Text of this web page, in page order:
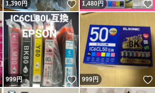
いいね！
1,390円 いいね！
1,480円
いいね！
999円 いいね！
999円